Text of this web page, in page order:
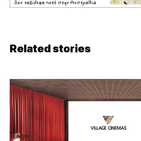
Related stories